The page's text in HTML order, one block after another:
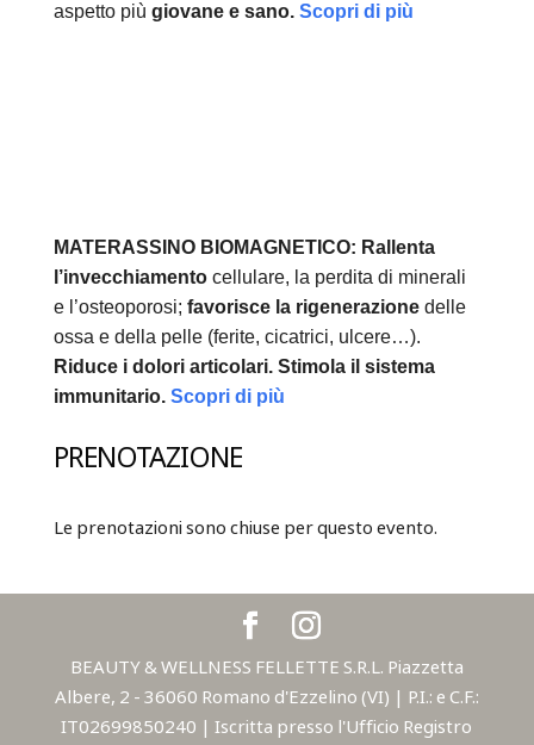
aspetto più giovane e sano. Scopri di più
MATERASSINO BIOMAGNETICO: Rallenta
l’invecchiamentocellulare, la perdita di minerali
e l’osteoporosi; favorisce la rigenerazionedelle
ossa e della pelle (ferite, cicatrici, ulcere…).
Riduce i dolori articolari. Stimola il sistema
immunitario. Scopri di più
PRENOTAZIONE
Le prenotazioni sono chiuse per questo evento.
BEAUTY & WELLNESS FELLETTE S.R.L. Piazzetta
Albere, 2 - 36060 Romano d'Ezzelino (VI) | P.I.: e C.F.:
IT02699850240 | Iscritta presso l'Ufficio Registro